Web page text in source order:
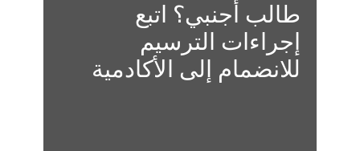
طالب أجنبي؟ اتب​ع ​
إجراءات الترسيم
للانضمام إلى الأكادمية